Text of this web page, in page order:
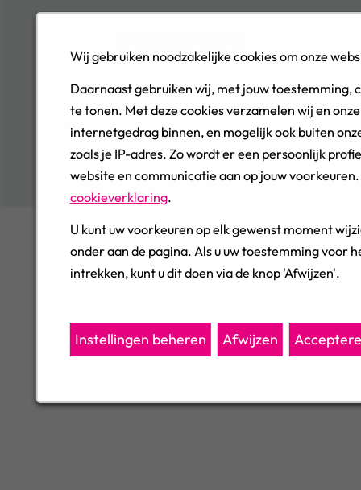
Wij gebruiken noodzakelijke cookies om onze
Daarnaast gebruiken wij, met jouw toestemming,
te tonen. Met deze cookies verzamelen wij en
internetgedrag binnen, en mogelijk ook buiten
zoals je IP-adres. Zo wordt er een persoonlijk
website en communicatie aan op jouw
cookieverklaring.
U kunt uw voorkeuren op elk gewenst moment
onder aan de pagina. Als u uw toestemming voor
intrekken, kunt u dit doen via de knop 'Afwijzen'.
Afwijzen
Instellingen beheren
© 2026, Woonbedrijf, All Rights Reserved
Cookie Management
Privacy
Cookies